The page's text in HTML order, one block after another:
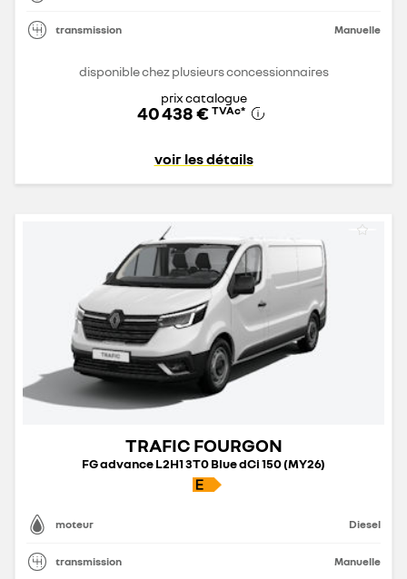
transmission Manuelle
disponible chez plusieurs concessionnaires
prix catalogue
40 438 € TVAc*
voir les détails
TRAFIC FOURGON
FG advance L2H1 3T0 Blue dCi 150 (MY26)
moteur Diesel
transmission Manuelle